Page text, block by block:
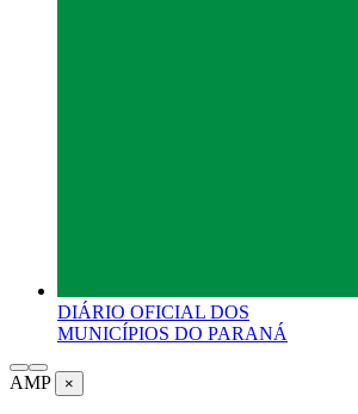
DIÁRIO OFICIAL DOS
MUNICÍPIOS DO PARANÁ
AMP ×